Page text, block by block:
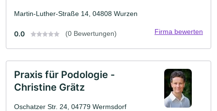
Martin-Luther-Straße 14, 04808 Wurzen
0.0 (0 Bewertungen) Firma bewerten
Praxis für Podologie -
Christine Grätz
Oschatzer Str. 24, 04779 Wermsdorf